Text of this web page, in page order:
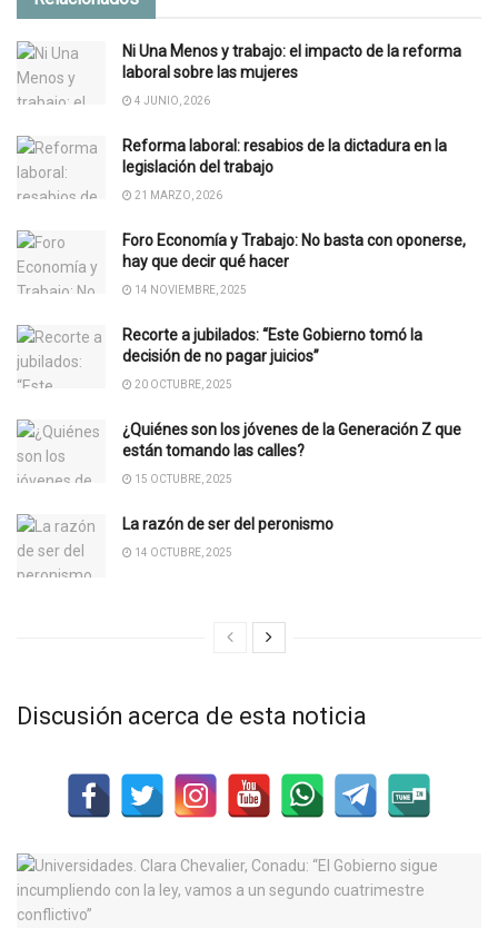
Ni Una Menos y trabajo: el impacto de la reforma
laboral sobre las mujeres
4 JUNIO, 2026
Reforma laboral: resabios de la dictadura en la
legislación del trabajo
21 MARZO, 2026
Foro Economía y Trabajo: No basta con oponerse,
hay que decir qué hacer
14 NOVIEMBRE, 2025
Recorte a jubilados: “Este Gobierno tomó la
decisión de no pagar juicios”
20 OCTUBRE, 2025
¿Quiénes son los jóvenes de la Generación Z que
están tomando las calles?
15 OCTUBRE, 2025
La razón de ser del peronismo
14 OCTUBRE, 2025
Discusión acerca de esta noticia